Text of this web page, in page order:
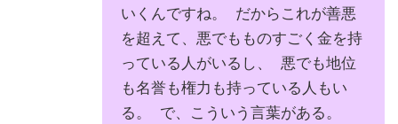
いくんですね。 だからこれが善悪
を超えて、悪でもものすごく金を持
っている人がいるし、 悪でも地位
も名誉も権力も持っている人もい
る。 で、こういう言葉がある。